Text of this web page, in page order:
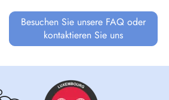
Besuchen Sie unsere FAQ oder
kontaktieren Sie uns